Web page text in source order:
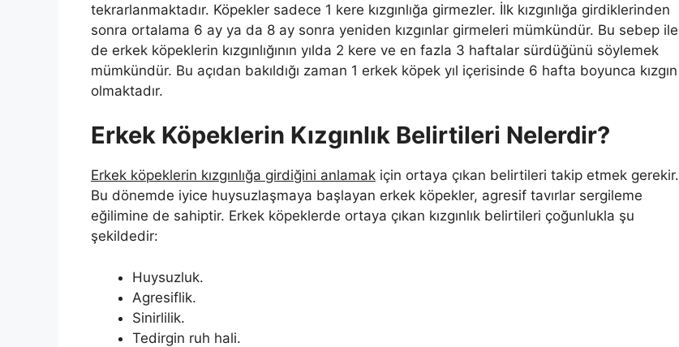
tekrarlanmaktadır. Köpekler sadece 1 kere kızgınlığa girmezler. İlk kızgınlığa girdiklerinden
sonra ortalama 6 ay ya da 8 ay sonra yeniden kızgınlar girmeleri mümkündür. Bu sebep ile
de erkek köpeklerin kızgınlığının yılda 2 kere ve en fazla 3 haftalar sürdüğünü söylemek
mümkündür. Bu açıdan bakıldığı zaman 1 erkek köpek yıl içerisinde 6 hafta boyunca kızgın
olmaktadır.
Erkek Köpeklerin Kızgınlık Belirtileri Nelerdir?
Erkek köpeklerin kızgınlığa girdiğini anlamak için ortaya çıkan belirtileri takip etmek gerekir.
Bu dönemde iyice huysuzlaşmaya başlayan erkek köpekler, agresif tavırlar sergileme
eğilimine de sahiptir. Erkek köpeklerde ortaya çıkan kızgınlık belirtileri çoğunlukla şu
şekildedir:
Huysuzluk.
Agresiflik.
Sinirlilik.
Tedirgin ruh hali.